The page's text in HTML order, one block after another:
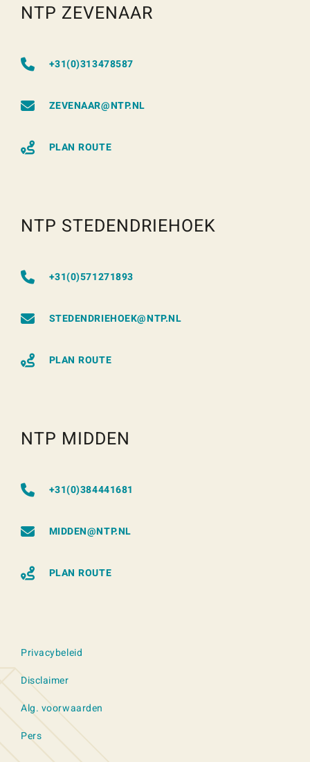
NTP ZEVENAAR
+31(0)313478587
ZEVENAAR@NTP.NL
PLAN ROUTE
NTP STEDENDRIEHOEK
+31(0)571271893
STEDENDRIEHOEK@NTP.NL
PLAN ROUTE
NTP MIDDEN
+31(0)384441681
MIDDEN@NTP.NL
PLAN ROUTE
Privacybeleid
Disclaimer
Alg. voorwaarden
Pers